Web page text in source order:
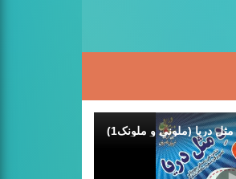
مثل دریا (ملونی و ملونک1)